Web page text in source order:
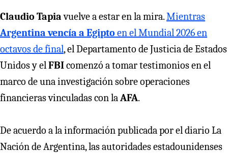
Claudio Tapiavuelve a estar en la mira.Mientras
Argentina vencía a Egipto en el Mundial 2026 en
octavos de final, el Departamento de Justicia de Estados
Unidos y elFBIcomenzó a tomar testimonios en el
marco de una investigación sobre operaciones
financieras vinculadas con laAFA.
De acuerdo a la información publicada por el diario La
Nación de Argentina, las autoridades estadounidenses